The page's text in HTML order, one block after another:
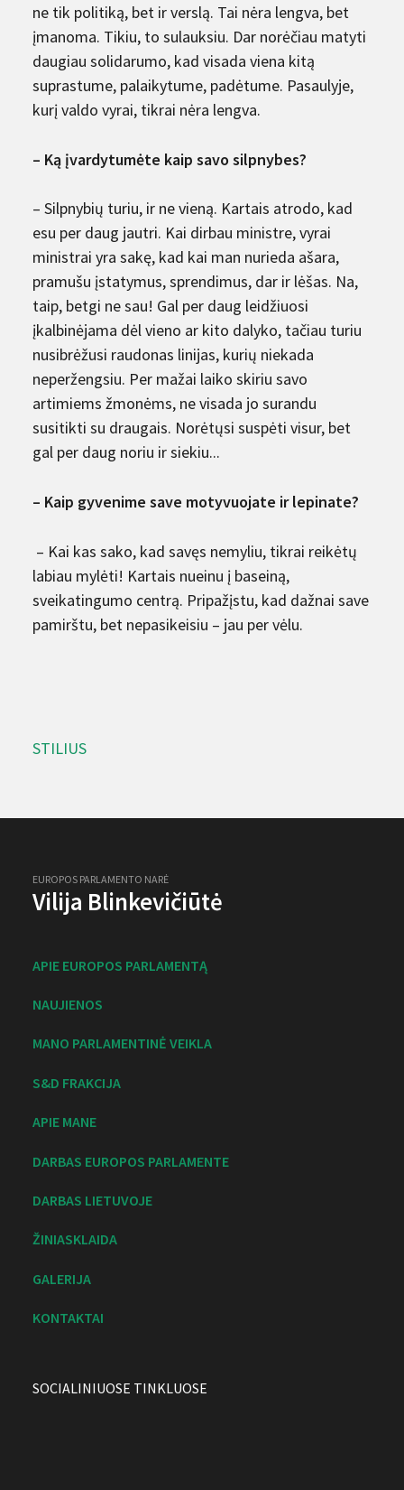
ne tik politiką, bet ir verslą. Tai nėra lengva, bet
įmanoma. Tikiu, to sulauksiu. Dar norėčiau matyti
daugiau solidarumo, kad visada viena kitą
suprastume, palaikytume, padėtume. Pasaulyje,
kurį valdo vyrai, tikrai nėra lengva.
– Ką įvardytumėte kaip savo silpnybes?
– Silpnybių turiu, ir ne vieną. Kartais atrodo, kad
esu per daug jautri. Kai dirbau ministre, vyrai
ministrai yra sakę, kad kai man nurieda ašara,
pramušu įstatymus, sprendimus, dar ir lėšas. Na,
taip, betgi ne sau! Gal per daug leidžiuosi
įkalbinėjama dėl vieno ar kito dalyko, tačiau turiu
nusibrėžusi raudonas linijas, kurių niekada
neperžengsiu. Per mažai laiko skiriu savo
artimiems žmonėms, ne visada jo surandu
susitikti su draugais. Norėtųsi suspėti visur, bet
gal per daug noriu ir siekiu...
– Kaip gyvenime save motyvuojate ir lepinate?
– Kai kas sako, kad savęs nemyliu, tikrai reikėtų
labiau mylėti! Kartais nueinu į baseiną,
sveikatingumo centrą. Pripažįstu, kad dažnai save
pamirštu, bet nepasikeisiu – jau per vėlu.
STILIUS
EUROPOS PARLAMENTO NARĖ
Vilija Blinkevičiūtė
APIE EUROPOS PARLAMENTĄ
NAUJIENOS
MANO PARLAMENTINĖ VEIKLA
S&D FRAKCIJA
APIE MANE
DARBAS EUROPOS PARLAMENTE
DARBAS LIETUVOJE
ŽINIASKLAIDA
GALERIJA
KONTAKTAI
SOCIALINIUOSE TINKLUOSE